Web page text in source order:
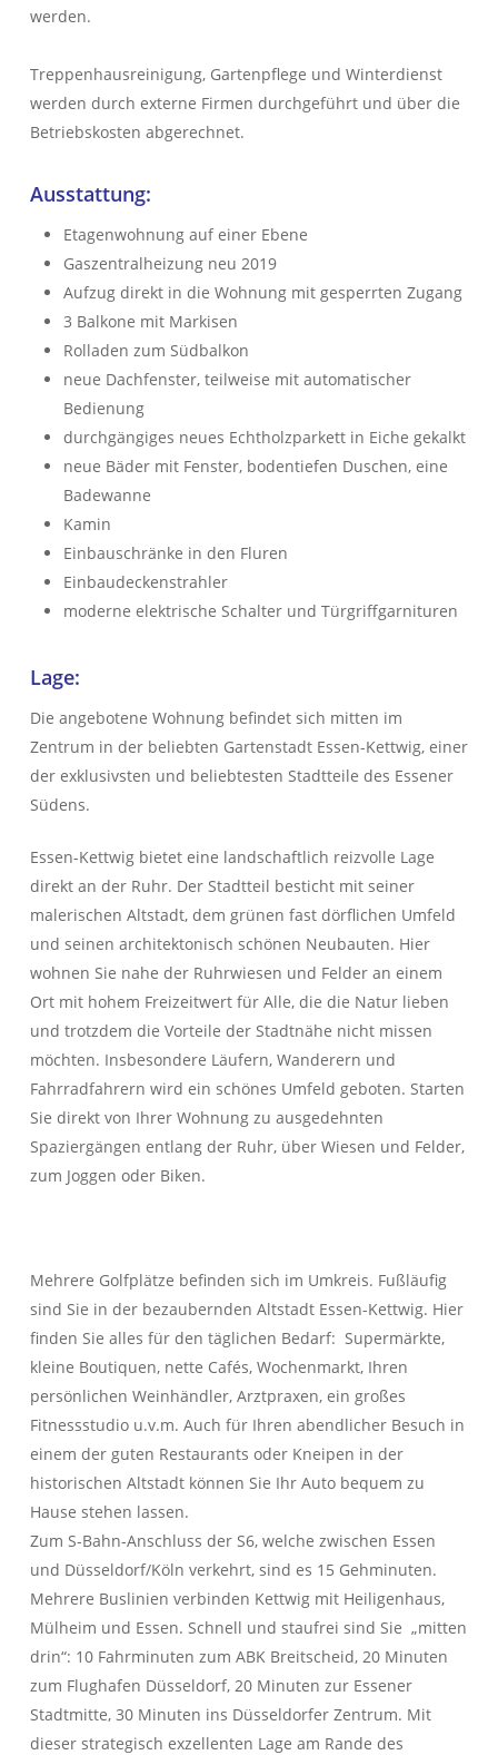
werden.
Treppenhausreinigung, Gartenpflege und Winterdienst
werden durch externe Firmen durchgeführt und über die
Betriebskosten abgerechnet.
Ausstattung:
Etagenwohnung auf einer Ebene
Gaszentralheizung neu 2019
Aufzug direkt in die Wohnung mit gesperrten Zugang
3 Balkone mit Markisen
Rolladen zum Südbalkon
neue Dachfenster, teilweise mit automatischer
Bedienung
durchgängiges neues Echtholzparkett in Eiche gekalkt
neue Bäder mit Fenster, bodentiefen Duschen, eine
Badewanne
Kamin
Einbauschränke in den Fluren
Einbaudeckenstrahler
moderne elektrische Schalter und Türgriffgarnituren
Lage:
Die angebotene Wohnung befindet sich mitten im
Zentrum in der beliebten Gartenstadt Essen-Kettwig, einer
der exklusivsten und beliebtesten Stadtteile des Essener
Südens.
Essen-Kettwig bietet eine landschaftlich reizvolle Lage
direkt an der Ruhr. Der Stadtteil besticht mit seiner
malerischen Altstadt, dem grünen fast dörflichen Umfeld
und seinen architektonisch schönen Neubauten. Hier
wohnen Sie nahe der Ruhrwiesen und Felder an einem
Ort mit hohem Freizeitwert für Alle, die die Natur lieben
und trotzdem die Vorteile der Stadtnähe nicht missen
möchten. Insbesondere Läufern, Wanderern und
Fahrradfahrern wird ein schönes Umfeld geboten. Starten
Sie direkt von Ihrer Wohnung zu ausgedehnten
Spaziergängen entlang der Ruhr, über Wiesen und Felder,
zum Joggen oder Biken.
Mehrere Golfplätze befinden sich im Umkreis. Fußläufig
sind Sie in der bezaubernden Altstadt Essen-Kettwig. Hier
finden Sie alles für den täglichen Bedarf: Supermärkte,
kleine Boutiquen, nette Cafés, Wochenmarkt, Ihren
persönlichen Weinhändler, Arztpraxen, ein großes
Fitnessstudio u.v.m. Auch für Ihren abendlicher Besuch in
einem der guten Restaurants oder Kneipen in der
historischen Altstadt können Sie Ihr Auto bequem zu
Hause stehen lassen.
Zum S-Bahn-Anschluss der S6, welche zwischen Essen
und Düsseldorf/Köln verkehrt, sind es 15 Gehminuten.
Mehrere Buslinien verbinden Kettwig mit Heiligenhaus,
Mülheim und Essen. Schnell und staufrei sind Sie „mitten
drin“: 10 Fahrminuten zum ABK Breitscheid, 20 Minuten
zum Flughafen Düsseldorf, 20 Minuten zur Essener
Stadtmitte, 30 Minuten ins Düsseldorfer Zentrum. Mit
dieser strategisch exzellenten Lage am Rande des